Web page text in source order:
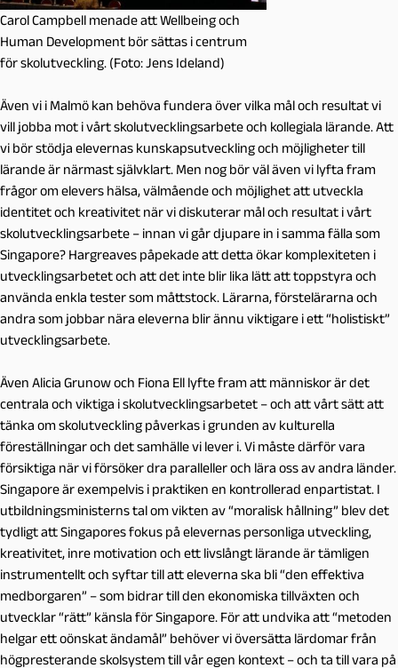
Carol Campbell menade att Wellbeing och
Human Development bör sättas i centrum
för skolutveckling. (Foto: Jens Ideland)
Även vi i Malmö kan behöva fundera över vilka mål och resultat vi
vill jobba mot i vårt skolutvecklingsarbete och kollegiala lärande. Att
vi bör stödja elevernas kunskapsutveckling och möjligheter till
lärande är närmast självklart. Men nog bör väl även vi lyfta fram
frågor om elevers hälsa, välmående och möjlighet att utveckla
identitet och kreativitet när vi diskuterar mål och resultat i vårt
skolutvecklingsarbete – innan vi går djupare in i samma fälla som
Singapore? Hargreaves påpekade att detta ökar komplexiteten i
utvecklingsarbetet och att det inte blir lika lätt att toppstyra och
använda enkla tester som måttstock. Lärarna, förstelärarna och
andra som jobbar nära eleverna blir ännu viktigare i ett “holistiskt”
utvecklingsarbete.
Även Alicia Grunow och Fiona Ell lyfte fram att människor är det
centrala och viktiga i skolutvecklingsarbetet – och att vårt sätt att
tänka om skolutveckling påverkas i grunden av kulturella
föreställningar och det samhälle vi lever i. Vi måste därför vara
försiktiga när vi försöker dra paralleller och lära oss av andra länder.
Singapore är exempelvis i praktiken en kontrollerad enpartistat. I
utbildningsministerns tal om vikten av “moralisk hållning” blev det
tydligt att Singapores fokus på elevernas personliga utveckling,
kreativitet, inre motivation och ett livslångt lärande är tämligen
instrumentellt och syftar till att eleverna ska bli “den effektiva
medborgaren” – som bidrar till den ekonomiska tillväxten och
utvecklar “rätt” känsla för Singapore. För att undvika att “metoden
helgar ett oönskat ändamål” behöver vi översätta lärdomar från
högpresterande skolsystem till vår egen kontext – och ta till vara på